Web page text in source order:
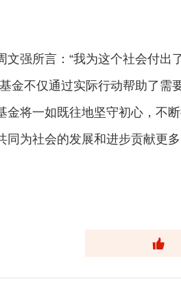
强所言：“我为这个社会付出
金不仅通过实际行动帮助了
金将一如既往地坚守初心，不
同为社会的发展和进步贡献更